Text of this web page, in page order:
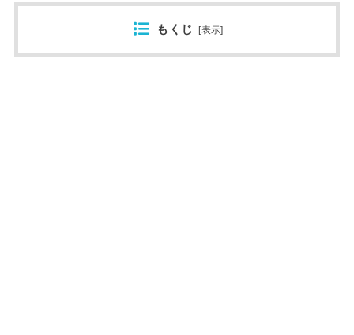
もくじ [表示]